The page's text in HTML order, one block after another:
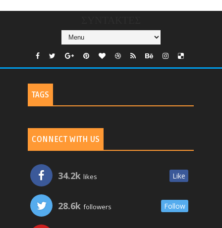
TAGS
CONNECT WITH US
34.2k likes Like
28.6k followers Follow